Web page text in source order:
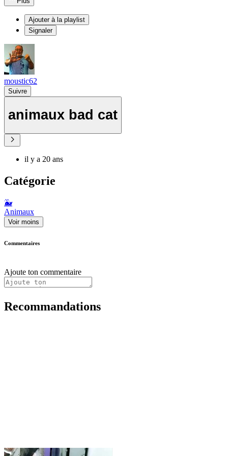
Ajouter à la playlist
Signaler
moustic62
Suivre
animaux bad cat
il y a 20 ans
Catégorie
🐳
Animaux
Voir moins
Commentaires
Ajoute ton commentaire
Recommandations